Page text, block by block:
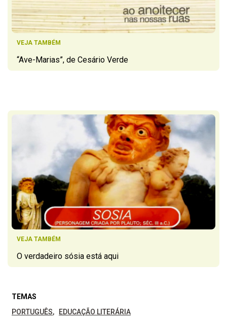
VEJA TAMBÉM
“Ave-Marias”, de Cesário Verde
VEJA TAMBÉM
O verdadeiro sósia está aqui
TEMAS
PORTUGUÊS
EDUCAÇÃO LITERÁRIA